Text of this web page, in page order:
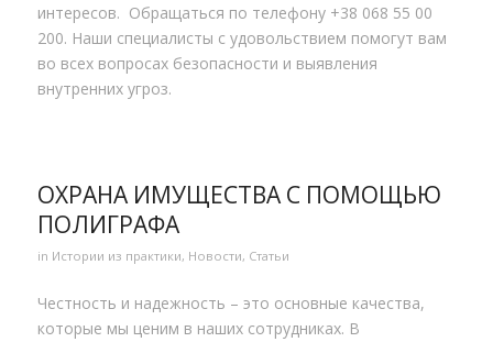
интересов. Обращаться по телефону +38 068 55 00
200. Наши специалисты с удовольствием помогут вам
во всех вопросах безопасности и выявления
внутренних угроз.
ОХРАНА ИМУЩЕСТВА С ПОМОЩЬЮ
ПОЛИГРАФА
in Истории из практики, Новости, Статьи
Честность и надежность – это основные качества,
которые мы ценим в наших сотрудниках. В